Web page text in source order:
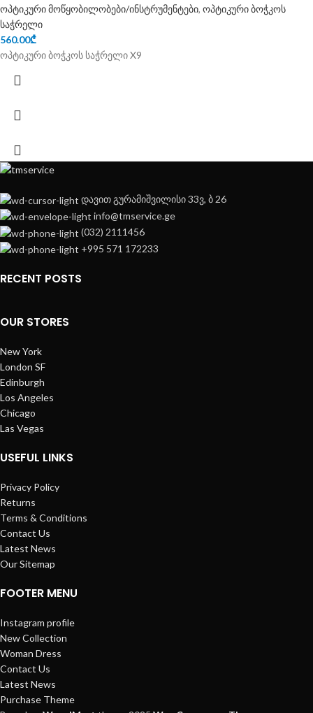
ოპტიკური მოწყობილობები/ინსტრუმენტები, ოპტიკური ბოჭკოს
საჭრელი
560.00₾
ოპტიკური ბოჭკოს საჭრელი X9
დავით გურამიშვილისი 33ვ, ბ 26
info@tmservice.ge
(032) 2111456
+995 571 172233
RECENT POSTS
OUR STORES
New York
London SF
Edinburgh
Los Angeles
Chicago
Las Vegas
USEFUL LINKS
Privacy Policy
Returns
Terms & Conditions
Contact Us
Latest News
Our Sitemap
FOOTER MENU
Instagram profile
New Collection
Woman Dress
Contact Us
Latest News
Purchase Theme